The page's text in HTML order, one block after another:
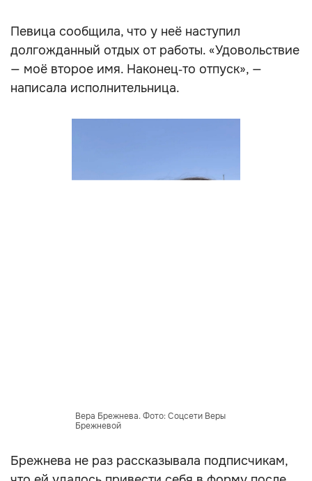
Певица сообщила, что у неё наступил
долгожданный отдых от работы. «Удовольствие
— моё второе имя. Наконец‑то отпуск», —
написала исполнительница.
Вера Брежнева. Фото: Соцсети Веры
Брежневой
Брежнева не раз рассказывала подписчикам,